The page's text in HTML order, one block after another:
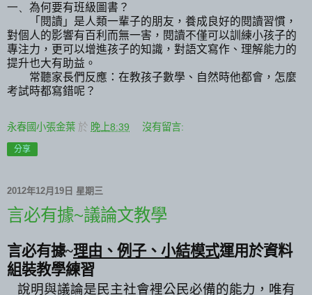
一、 為何要有班級圖書？
「閱讀」是人類一輩子的朋友，養成良好的閱讀習慣，
對個人的影響有百利而無一害，閱讀不僅可以訓練小孩子的
專注力，更可以增進孩子的知識，對語文寫作、理解能力的
提升也大有助益。
常聽家長們反應：在教孩子數學、自然時他都會，怎麼
考試時都寫錯呢？
永春國小張金葉 於 晚上8:39 沒有留言:
分享
2012年12月19日 星期三
言必有據~議論文教學
言必有據~理由、例子、小結模式運用於資料
組裝教學練習
說明與議論是民主社會裡公民必備的能力，唯有